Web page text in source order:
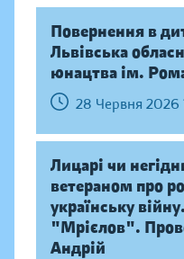
Повернення в
Львівська
юнацтва ім.
28 Червня 2026
Лицарі чи
ветераном про
українську
"Мрієлов".
Андрій